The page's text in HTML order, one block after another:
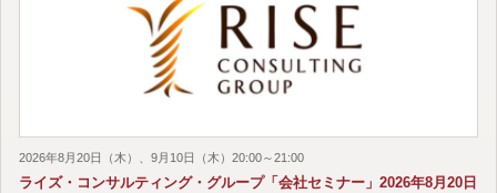
2026年8月20日（木）、9月10日（木）20:00～21:00
ライズ・コンサルティング・グループ「会社セミナー」2026年8月20日